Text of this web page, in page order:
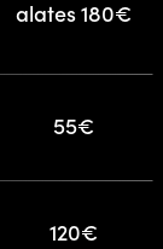
alates 180€
55€
120€